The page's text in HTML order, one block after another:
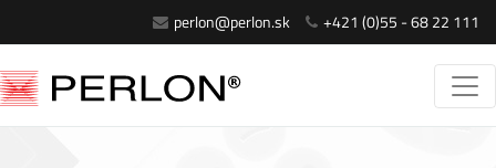
perlon@perlon.sk +421 (0)55 - 68 22 111